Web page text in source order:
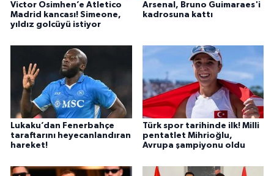
Victor Osimhen’e Atletico
Madrid kancası! Simeone,
yıldız golcüyü istiyor
Arsenal, Bruno Guimaraes'i
kadrosuna kattı
Lukaku’dan Fenerbahçe
taraftarını heyecanlandıran
hareket!
Türk spor tarihinde ilk! Milli
pentatlet Mihrioğlu,
Avrupa şampiyonu oldu